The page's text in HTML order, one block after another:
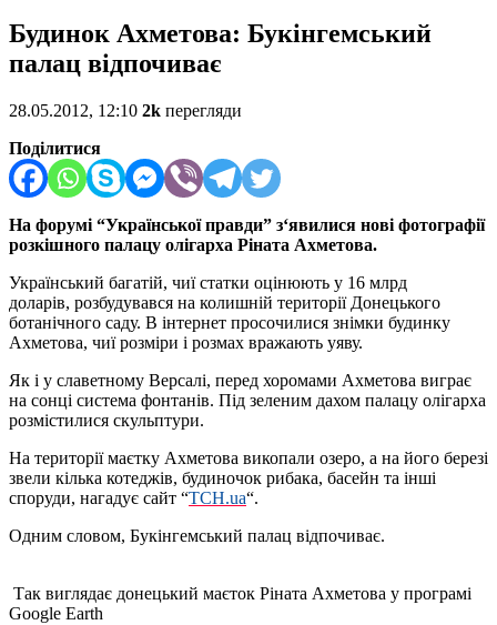
Будинок Ахметова: Букінгемський
палац відпочиває
28.05.2012, 12:10 2k перегляди
Поділитися
На форумі “Української правди” з‘явилися нові фотографії
розкішного палацу олігарха Ріната Ахметова.
Український багатій, чиї статки оцінюють у 16 млрд
доларів, розбудувався на колишній території Донецького
ботанічного саду. В інтернет просочилися знімки будинку
Ахметова, чиї розміри і розмах вражають уяву.
Як і у славетному Версалі, перед хоромами Ахметова виграє
на сонці система фонтанів. Під зеленим дахом палацу олігарха
розмістилися скульптури.
На території маєтку Ахметова викопали озеро, а на його березі
звели кілька котеджів, будиночок рибака, басейн та інші
споруди, нагадує сайт “ТСН.ua“.
Одним словом, Букінгемський палац відпочиває.
Так виглядає донецький маєток Ріната Ахметова у програмі
Google Earth